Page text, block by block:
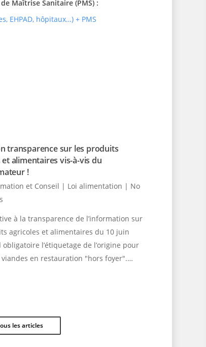
Maîtrise Sanitaire (PMS) :
EHPAD, hôpitaux…) + PMS
transparence sur les produits
alimentaires vis-à-vis du
!
et Conseil | Loi alimentation | No
à la transparence de l’information sur
agricoles et alimentaires du 10 juin
obligatoire l’étiquetage de l’origine pour
en restauration "hors foyer".…
les articles